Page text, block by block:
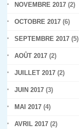
NOVEMBRE 2017 (2)
OCTOBRE 2017 (6)
SEPTEMBRE 2017 (5)
AOÛT 2017 (2)
JUILLET 2017 (2)
JUIN 2017 (3)
MAI 2017 (4)
AVRIL 2017 (2)